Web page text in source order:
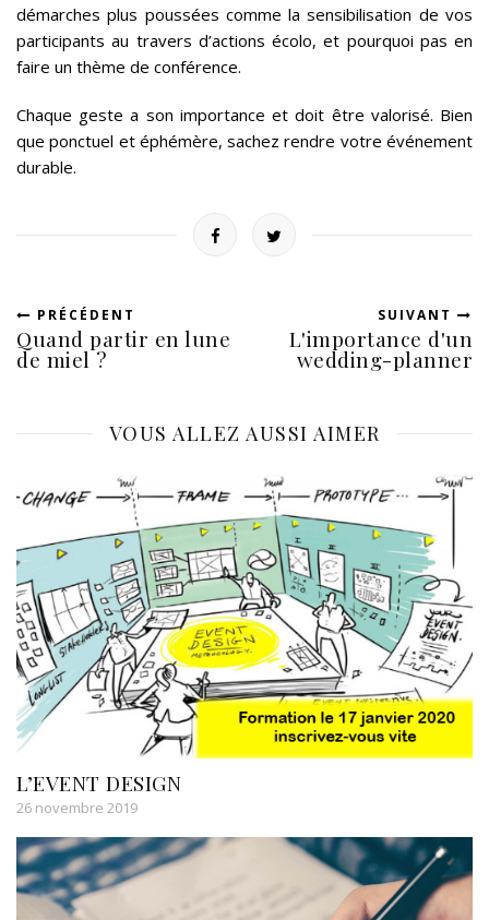
démarches plus poussées comme la sensibilisation de vos
participants au travers d’actions écolo, et pourquoi pas en
faire un thème de conférence.
Chaque geste a son importance et doit être valorisé. Bien
que ponctuel et éphémère, sachez rendre votre événement
durable.
PRÉCÉDENT
Quand partir en lune
de miel ?
SUIVANT
L'importance d'un
wedding-planner
VOUS ALLEZ AUSSI AIMER
L’EVENT DESIGN
26 novembre 2019